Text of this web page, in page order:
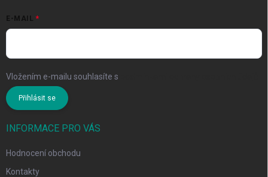
E-MAIL
Vložením e-mailu souhlasíte s
Přihlásit se
INFORMACE PRO VÁS
Hodnocení obchodu
Kontakty